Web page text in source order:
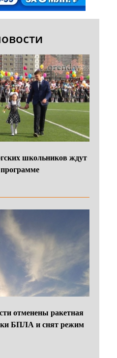
школьников ждут
отменены ракетная
БПЛА и снят режим